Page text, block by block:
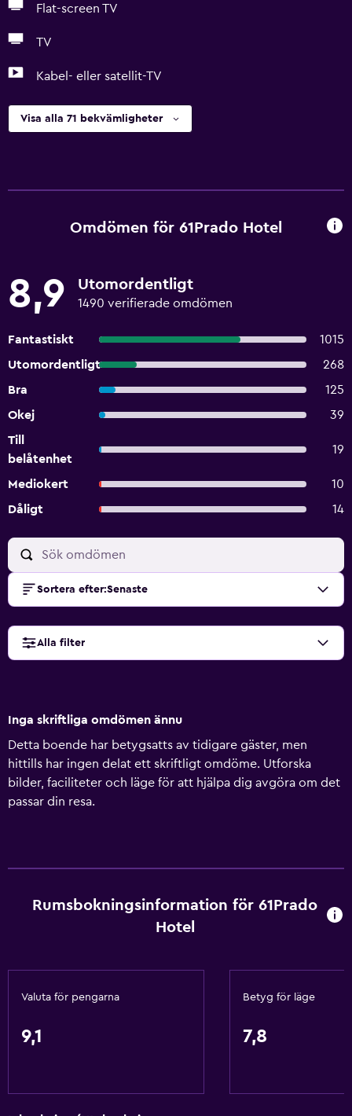
Flat-screen TV
TV
Kabel- eller satellit-TV
Visa alla 71 bekvämligheter
Omdömen för 61Prado Hotel
8,9 Utomordentligt
1490 verifierade omdömen
Fantastiskt
1015
Utomordentligt
268
Bra
125
Okej
39
Till
belåtenhet
19
Mediokert
10
Dåligt
14
Sortera efter:Senaste
Alla filter
Inga skriftliga omdömen ännu
Detta boende har betygsatts av tidigare gäster, men
hittills har ingen delat ett skriftligt omdöme. Utforska
bilder, faciliteter och läge för att hjälpa dig avgöra om det
passar din resa.
Rumsbokningsinformation för 61Prado
Hotel
Valuta för pengarna
9,1
Betyg för läge
7,8